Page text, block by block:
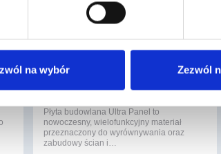
na wybór Zezwól
ULTRAPANEL TG
1250X600X10mm
73
Płyta budowlana Ultra Panel to
nowoczesny, wielofunkcyjny materiał
przeznaczony do wyrównywania oraz
zabudowy ścian i…